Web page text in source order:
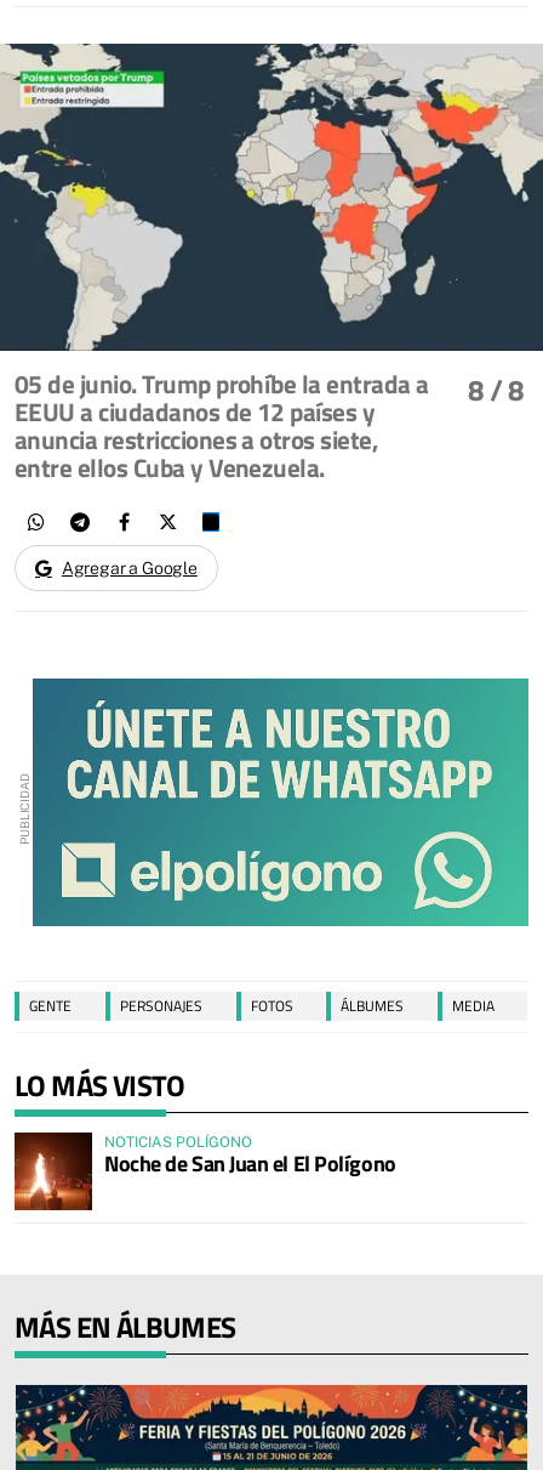
8/ 8
05 de junio. Trump prohíbe la entrada a
EEUU a ciudadanos de 12 países y
anuncia restricciones a otros siete,
entre ellos Cuba y Venezuela.
Agregar a Google
GENTE PERSONAJES FOTOS ÁLBUMES MEDIA
LO MÁS VISTO
NOTICIAS POLÍGONO
Noche de San Juan el El Polígono
MÁS EN ÁLBUMES